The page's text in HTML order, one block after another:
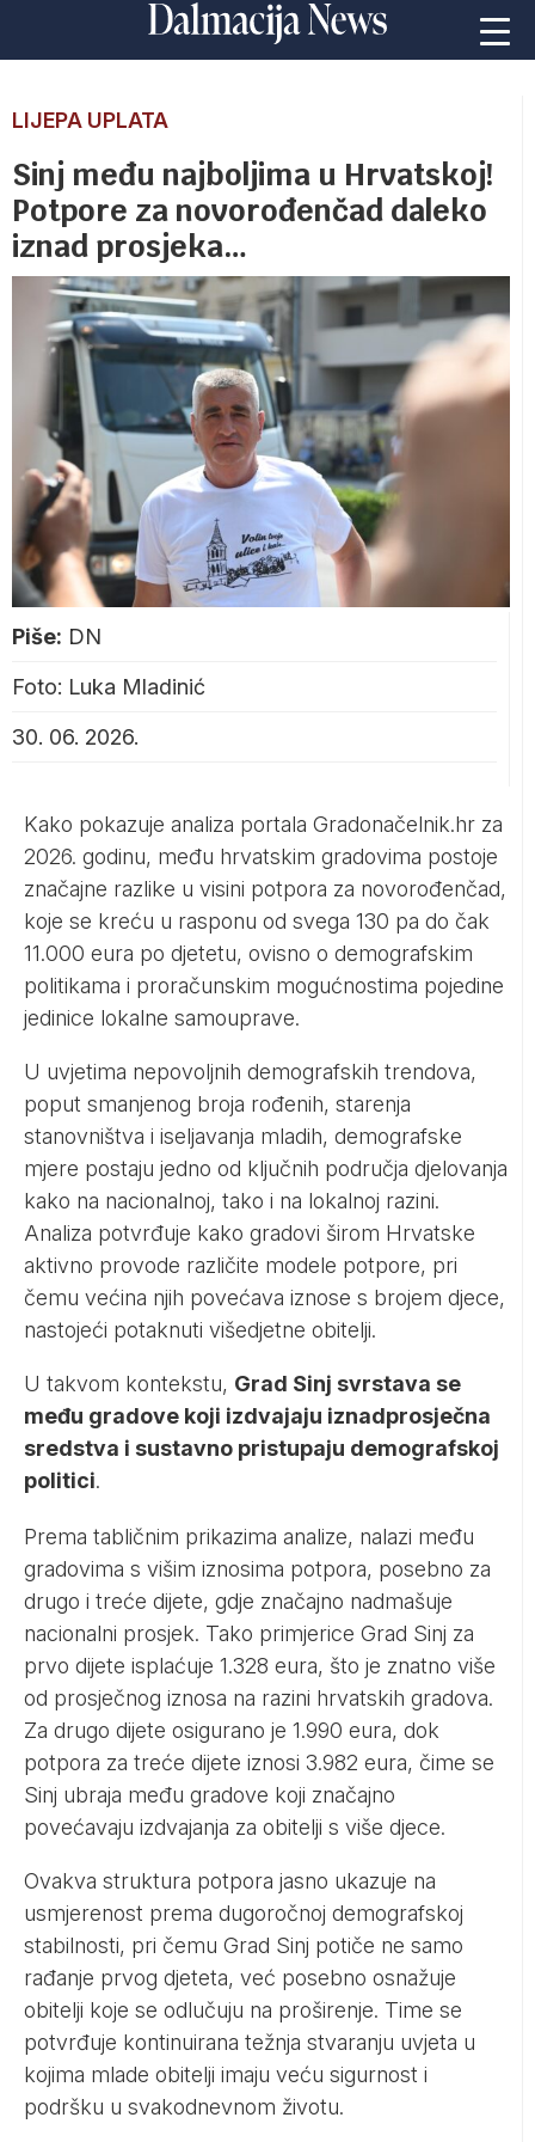
LIJEPA UPLATA
Sinj među najboljima u Hrvatskoj!
Potpore za novorođenčad daleko
iznad prosjeka…
Piše: DN
Foto: Luka Mladinić
30. 06. 2026.
Kako pokazuje analiza portala Gradonačelnik.hr za
2026. godinu, među hrvatskim gradovima postoje
značajne razlike u visini potpora za novorođenčad,
koje se kreću u rasponu od svega 130 pa do čak
11.000 eura po djetetu, ovisno o demografskim
politikama i proračunskim mogućnostima pojedine
jedinice lokalne samouprave.
U uvjetima nepovoljnih demografskih trendova,
poput smanjenog broja rođenih, starenja
stanovništva i iseljavanja mladih, demografske
mjere postaju jedno od ključnih područja djelovanja
kako na nacionalnoj, tako i na lokalnoj razini.
Analiza potvrđuje kako gradovi širom Hrvatske
aktivno provode različite modele potpore, pri
čemu većina njih povećava iznose s brojem djece,
nastojeći potaknuti višedjetne obitelji.
U takvom kontekstu, Grad Sinj svrstava se
među gradove koji izdvajaju iznadprosječna
sredstva i sustavno pristupaju demografskoj
politici.
Prema tabličnim prikazima analize, nalazi među
gradovima s višim iznosima potpora, posebno za
drugo i treće dijete, gdje značajno nadmašuje
nacionalni prosjek. Tako primjerice Grad Sinj za
prvo dijete isplaćuje 1.328 eura, što je znatno više
od prosječnog iznosa na razini hrvatskih gradova.
Za drugo dijete osigurano je 1.990 eura, dok
potpora za treće dijete iznosi 3.982 eura, čime se
Sinj ubraja među gradove koji značajno
povećavaju izdvajanja za obitelji s više djece.
Ovakva struktura potpora jasno ukazuje na
usmjerenost prema dugoročnoj demografskoj
stabilnosti, pri čemu Grad Sinj potiče ne samo
rađanje prvog djeteta, već posebno osnažuje
obitelji koje se odlučuju na proširenje. Time se
potvrđuje kontinuirana težnja stvaranju uvjeta u
kojima mlade obitelji imaju veću sigurnost i
podršku u svakodnevnom životu.